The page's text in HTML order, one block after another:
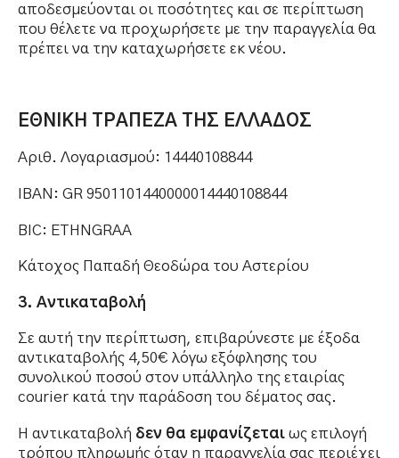
αποδεσμεύονται οι ποσότητες και σε περίπτωση
που θέλετε να προχωρήσετε με την παραγγελία θα
πρέπει να την καταχωρήσετε εκ νέου.
ΕΘΝΙΚΗ ΤΡΑΠΕΖΑ ΤΗΣ ΕΛΛΑΔΟΣ
Αριθ. Λογαριασμού: 14440108844
IBAN: GR 9501101440000014440108844
BIC: ETHNGRAA
Κάτοχος Παπαδή Θεοδώρα του Αστερίου
3. Αντικαταβολή
Σε αυτή την περίπτωση, επιβαρύνεστε με έξοδα
αντικαταβολής 4,50€ λόγω εξόφλησης του
συνολικού ποσού στον υπάλληλο της εταιρίας
courier κατά την παράδοση του δέματος σας.
Η αντικαταβολή δεν θα εμφανίζεται ως επιλογή
τρόπου πληρωμής όταν η παραγγελία σας περιέχει